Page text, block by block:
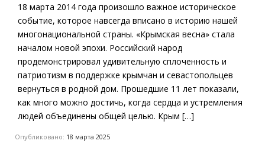
18 марта 2014 года произошло важное историческое
событие, которое навсегда вписано в историю нашей
многонациональной страны. «Крымская весна» стала
началом новой эпохи. Российский народ
продемонстрировал удивительную сплоченность и
патриотизм в поддержке крымчан и севастопольцев
вернуться в родной дом. Прошедшие 11 лет показали,
как много можно достичь, когда сердца и устремления
людей объединены общей целью. Крым […]
Опубликовано: 18 марта 2025